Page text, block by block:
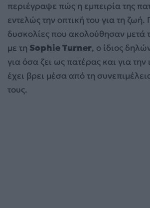
περιέγραψε πώς η εμπειρία της
εντελώς την οπτική του για τη ζωή.
δυσκολίες που ακολούθησαν μετά
με τη Sophie Turner, ο ίδιος
για όσα ζει ως πατέρας και για
έχει βρει μέσα από τη
τους.